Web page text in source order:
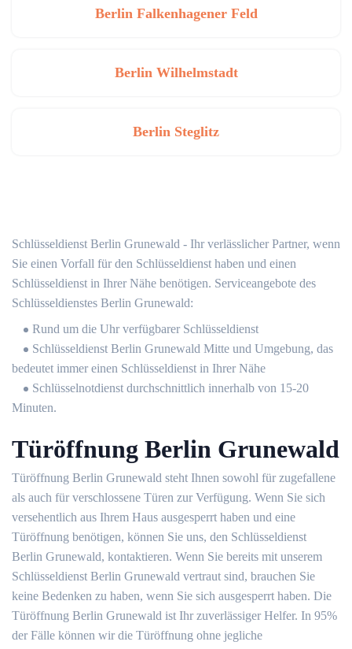
Berlin Falkenhagener Feld
Berlin Wilhelmstadt
Berlin Steglitz
Schlüsseldienst Berlin Grunewald - Ihr verlässlicher Partner, wenn
Sie einen Vorfall für den Schlüsseldienst haben und einen
Schlüsseldienst in Ihrer Nähe benötigen. Serviceangebote des
Schlüsseldienstes Berlin Grunewald:
Rund um die Uhr verfügbarer Schlüsseldienst
Schlüsseldienst Berlin Grunewald Mitte und Umgebung, das
bedeutet immer einen Schlüsseldienst in Ihrer Nähe
Schlüsselnotdienst durchschnittlich innerhalb von 15-20
Minuten.
Türöffnung Berlin Grunewald
Türöffnung Berlin Grunewald steht Ihnen sowohl für zugefallene
als auch für verschlossene Türen zur Verfügung. Wenn Sie sich
versehentlich aus Ihrem Haus ausgesperrt haben und eine
Türöffnung benötigen, können Sie uns, den Schlüsseldienst
Berlin Grunewald, kontaktieren. Wenn Sie bereits mit unserem
Schlüsseldienst Berlin Grunewald vertraut sind, brauchen Sie
keine Bedenken zu haben, wenn Sie sich ausgesperrt haben. Die
Türöffnung Berlin Grunewald ist Ihr zuverlässiger Helfer. In 95%
der Fälle können wir die Türöffnung ohne jegliche